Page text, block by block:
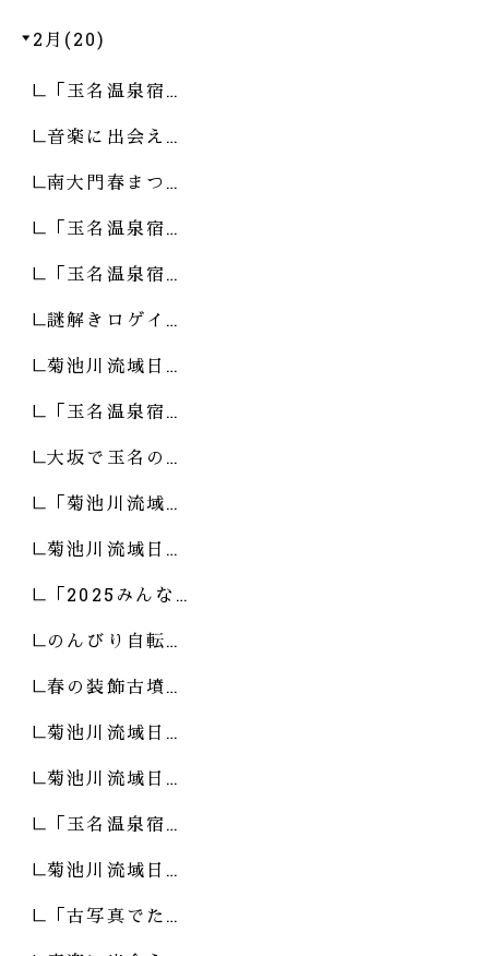
2月(20)
「玉名温泉宿…
音楽に出会え…
南大門春まつ…
「玉名温泉宿…
「玉名温泉宿…
謎解きロゲイ…
菊池川流域日…
「玉名温泉宿…
大坂で玉名の…
「菊池川流域…
菊池川流域日…
「2025みんな…
のんびり自転…
春の装飾古墳…
菊池川流域日…
菊池川流域日…
「玉名温泉宿…
菊池川流域日…
「古写真でた…